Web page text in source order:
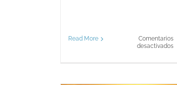
Read More
Comentarios
desactivadosen